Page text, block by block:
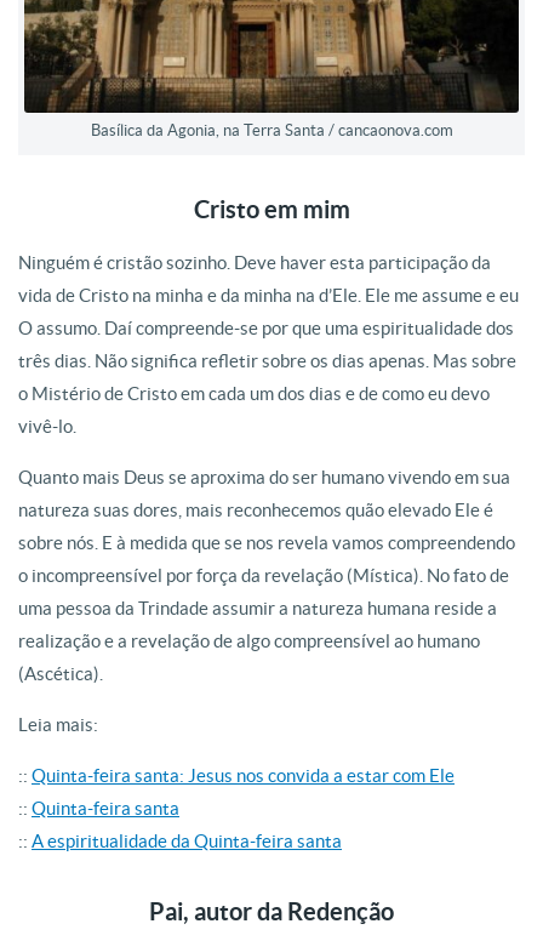
Basílica da Agonia, na Terra Santa / cancaonova.com
Cristo em mim
Ninguém é cristão sozinho. Deve haver esta participação da
vida de Cristo na minha e da minha na d’Ele. Ele me assume e eu
O assumo. Daí compreende-se por que uma espiritualidade dos
três dias. Não significa refletir sobre os dias apenas. Mas sobre
o Mistério de Cristo em cada um dos dias e de como eu devo
vivê-lo.
Quanto mais Deus se aproxima do ser humano vivendo em sua
natureza suas dores, mais reconhecemos quão elevado Ele é
sobre nós. E à medida que se nos revela vamos compreendendo
o incompreensível por força da revelação (Mística). No fato de
uma pessoa da Trindade assumir a natureza humana reside a
realização e a revelação de algo compreensível ao humano
(Ascética).
Leia mais:
:: Quinta-feira santa: Jesus nos convida a estar com Ele
:: Quinta-feira santa
:: A espiritualidade da Quinta-feira santa
Pai, autor da Redenção